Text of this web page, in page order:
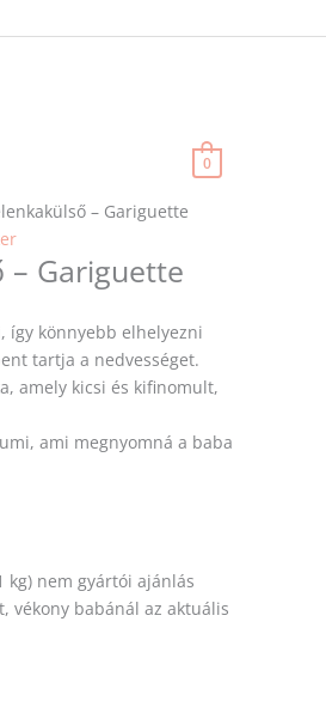
0
– Gariguette
– Gariguette
így könnyebb elhelyezni
tartja a nedvességet.
amely kicsi és kifinomult,
ami megnyomná a baba
kg) nem gyártói ajánlás
, vékony babánál az aktuális